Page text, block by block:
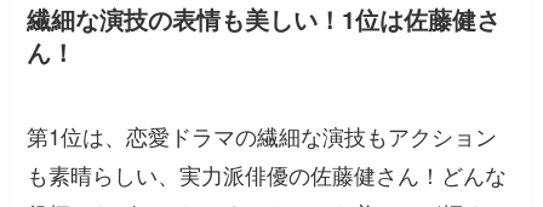
繊細な演技の表情も美しい！1位は佐藤健さ
ん！
第1位は、恋愛ドラマの繊細な演技もアクション
も素晴らしい、実力派俳優の佐藤健さん！どんな